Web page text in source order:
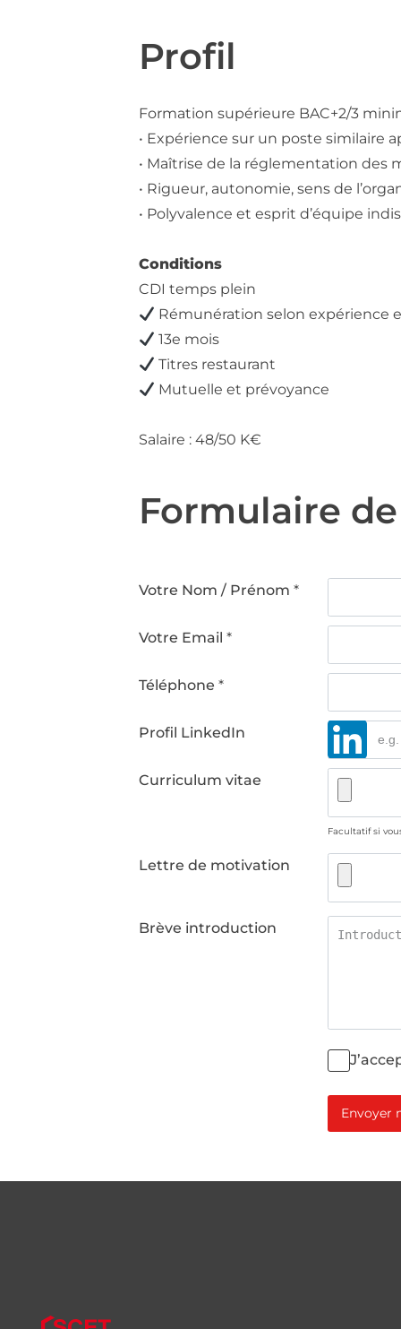
Profil
Formation supérieure BAC+2/3
• Expérience sur un poste similaire
• Maîtrise de la réglementation des
• Rigueur, autonomie, sens de
• Polyvalence et esprit d’équipe
Conditions
CDI temps plein
Rémunération selon expérience
13e mois
Titres restaurant
Mutuelle et prévoyance
Salaire : 48/50 K€
Formulaire
Votre Nom / Prénom *
Votre Email *
Téléphone *
Profil LinkedIn
Curriculum vitae
Facultatif si
Lettre de motivation
Brève introduction
Envoyer